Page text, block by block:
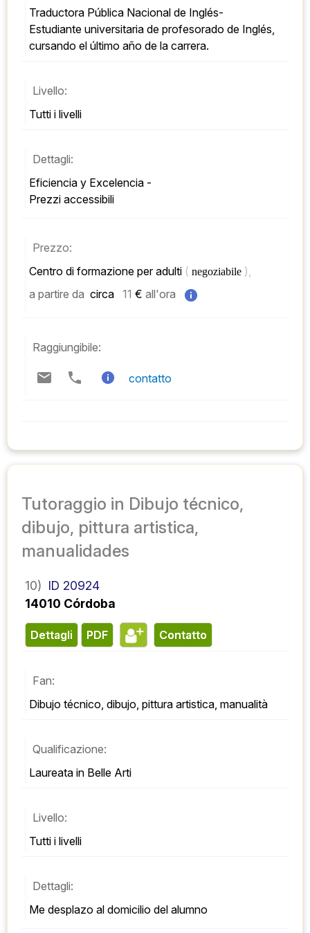
Traductora Pública Nacional de Inglés-
Estudiante universitaria de profesorado de Inglés,
cursando el último año de la carrera.
Livello:
Tutti i livelli
Dettagli:
Eficiencia y Excelencia -
Prezzi accessibili
Prezzo:
Centro di formazione per adulti ( negoziabile ),
a partire da circa 11 € all'ora
Raggiungibile:
contatto
Tutoraggio in Dibujo técnico,
dibujo, pittura artistica,
manualidades
10) ID 20924
14010 Córdoba
Dettagli PDF contatto
Fan:
Dibujo técnico, dibujo, pittura artistica, manualità
Qualificazione:
Laureata in Belle Arti
Livello:
Tutti i livelli
Dettagli:
Me desplazo al domicilio del alumno